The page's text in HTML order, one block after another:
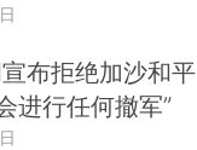
布拒绝加沙和平
进行任何撤军”